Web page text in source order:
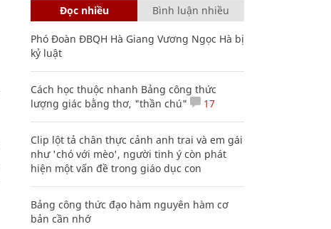
Đọc nhiều Bình luận nhiều
Phó Đoàn ĐBQH Hà Giang Vương Ngọc Hà bị
kỷ luật
Cách học thuộc nhanh Bảng công thức
lượng giác bằng thơ, "thần chú"
17
Clip lột tả chân thực cảnh anh trai và em gái
như 'chó với mèo', người tinh ý còn phát
hiện một vấn đề trong giáo dục con
Bảng công thức đạo hàm nguyên hàm cơ
bản cần nhớ